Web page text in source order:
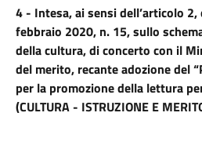
4 - Intesa, ai sensi dell’articolo
febbraio 2020, n. 15, sullo
della cultura, di concerto con il
del merito, recante adozione del
per la promozione della lettura
(CULTURA - ISTRUZIONE E